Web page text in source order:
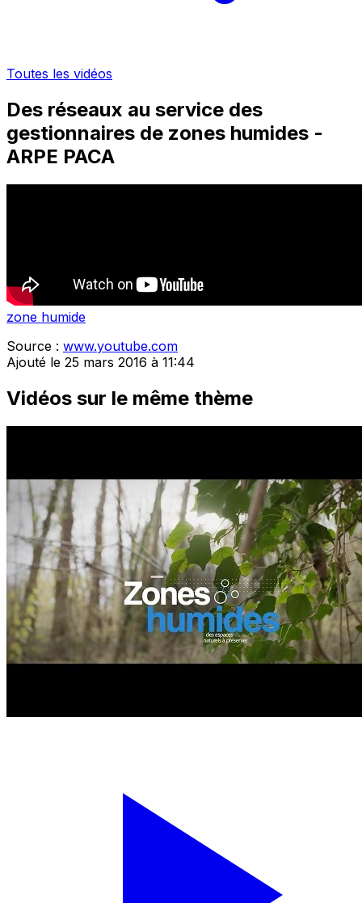
Toutes les vidéos
Des réseaux au service des
gestionnaires de zones humides -
ARPE PACA
zone humide
Source : www.youtube.com
Ajouté le 25 mars 2016 à 11:44
Vidéos sur le même thème